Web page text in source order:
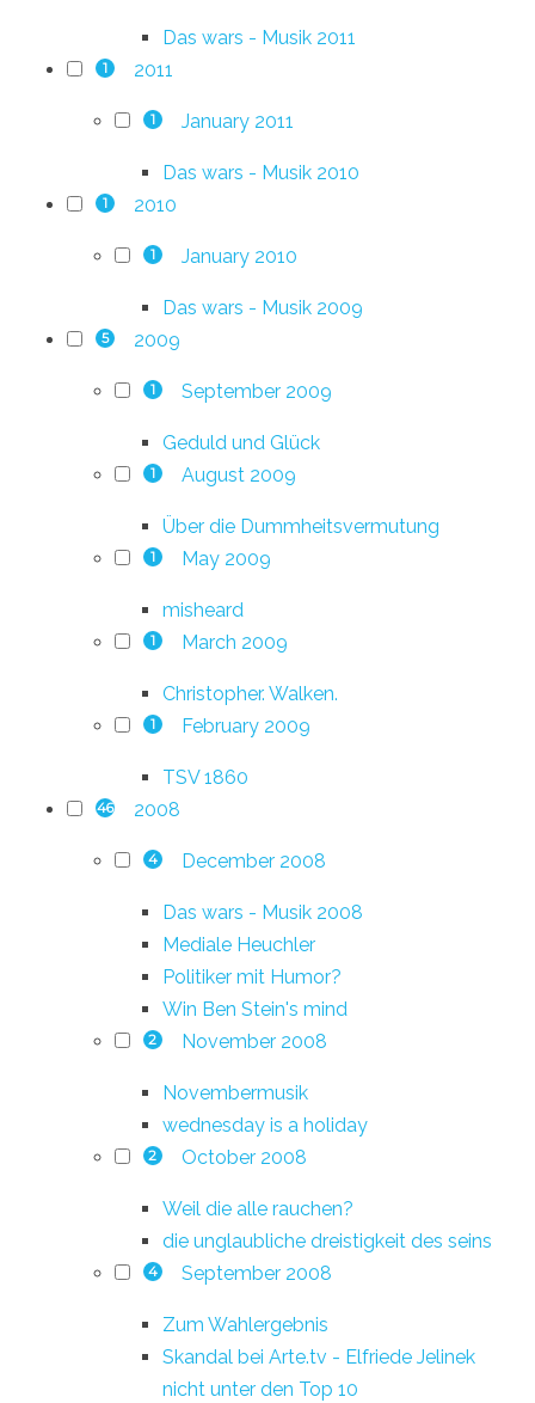
Das wars - Musik 2011
1 2011
1 January 2011
Das wars - Musik 2010
1 2010
1 January 2010
Das wars - Musik 2009
5 2009
1 September 2009
Geduld und Glück
1 August 2009
Über die Dummheitsvermutung
1 May 2009
misheard
1 March 2009
Christopher. Walken.
1 February 2009
TSV 1860
46 2008
4 December 2008
Das wars - Musik 2008
Mediale Heuchler
Politiker mit Humor?
Win Ben Stein's mind
2 November 2008
Novembermusik
wednesday is a holiday
2 October 2008
Weil die alle rauchen?
die unglaubliche dreistigkeit des seins
4 September 2008
Zum Wahlergebnis
Skandal bei Arte.tv - Elfriede Jelinek
nicht unter den Top 10